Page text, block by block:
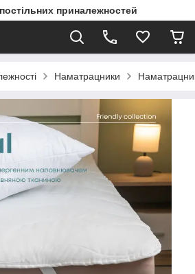
приналежностей
Наматрацники